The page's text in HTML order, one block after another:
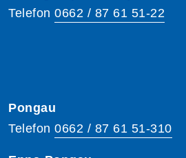
Telefon 0662 / 87 61 51-22
Pongau
Telefon 0662 / 87 61 51-310